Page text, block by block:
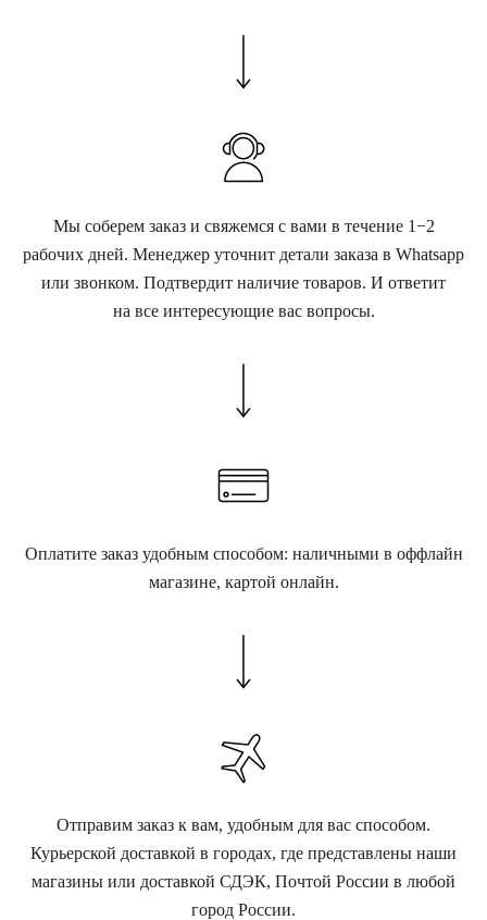
Мы соберем заказ и свяжемся с вами в течение 1−2
рабочих дней. Менеджер уточнит детали заказа в Whatsapp
или звонком. Подтвердит наличие товаров. И ответит
на все интересующие вас вопросы.
Оплатите заказ удобным способом: наличными в оффлайн
магазине, картой онлайн.
Отправим заказ к вам, удобным для вас способом.
Курьерской доставкой в городах, где представлены наши
магазины или доставкой СДЭК, Почтой России в любой
город России.